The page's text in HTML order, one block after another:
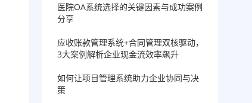
医院OA系统选择的关键因素与成功案例
分享
应收账款管理系统+合同管理双核驱动，
3大案例解析企业现金流效率飙升
如何让项目管理系统助力企业协同与决
策